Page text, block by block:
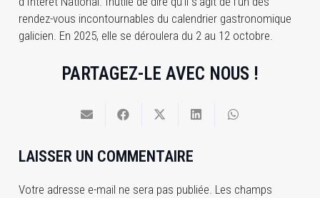
rendez-vous incontournables du calendrier gastronomique
galicien. En 2025, elle se déroulera du 2 au 12 octobre.
PARTAGEZ-LE AVEC NOUS !
LAISSER UN COMMENTAIRE
Votre adresse e-mail ne sera pas publiée. Les champs